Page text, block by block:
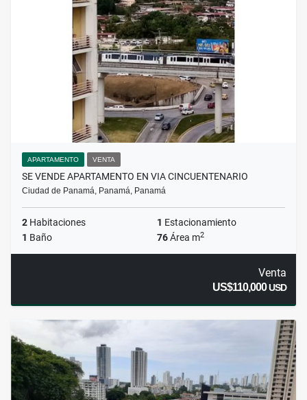
APARTAMENTO VENTA
SE VENDE APARTAMENTO EN VIA CINCUENTENARIO
Ciudad de Panamá, Panamá, Panamá
2 Habitaciones 1 Estacionamiento
1 Baño 76Área m2
Venta
US$110,000USD